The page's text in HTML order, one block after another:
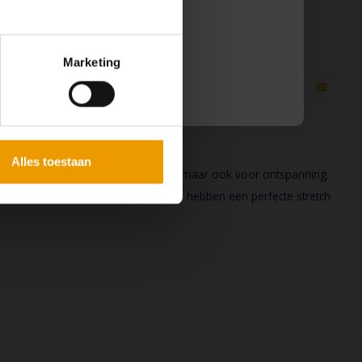
Marketing
Alles toestaan
waardoor je
zowel tijdens de yoga lessen, maar ook voor ontspanning.
Katoen en lycra. De Yoga-tops hebben een perfecte stretch